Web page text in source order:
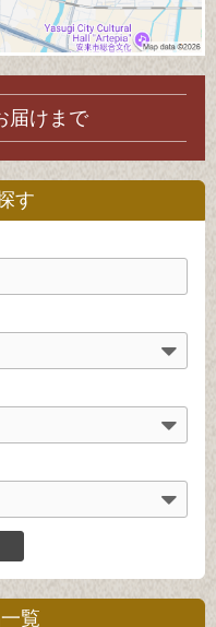
届けまで
す
覧